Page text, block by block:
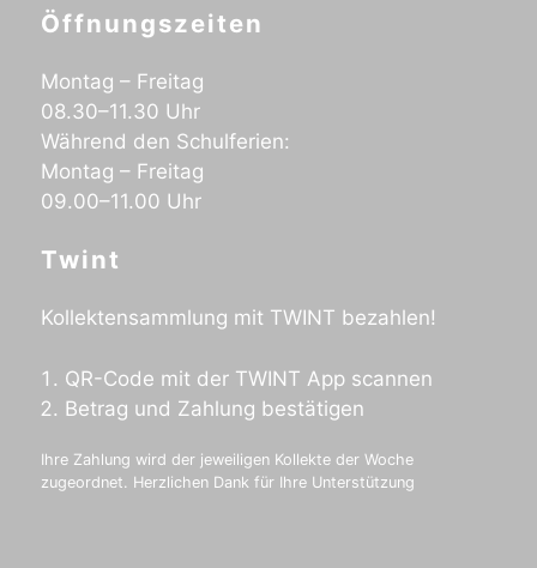
Öffnungszeiten
Montag – Freitag
08.30–11.30 Uhr
Während den Schulferien:
Montag – Freitag
09.00–11.00 Uhr
Twint
Kollektensammlung mit TWINT bezahlen!
QR-Code mit der TWINT App scannen
Betrag und Zahlung bestätigen
Ihre Zahlung wird der jeweiligen Kollekte der Woche
zugeordnet. Herzlichen Dank für Ihre Unterstützung